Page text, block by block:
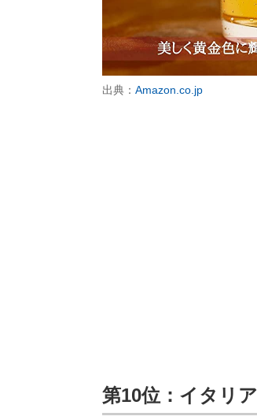
出典： Amazon.co.jp
第10位：イタリア